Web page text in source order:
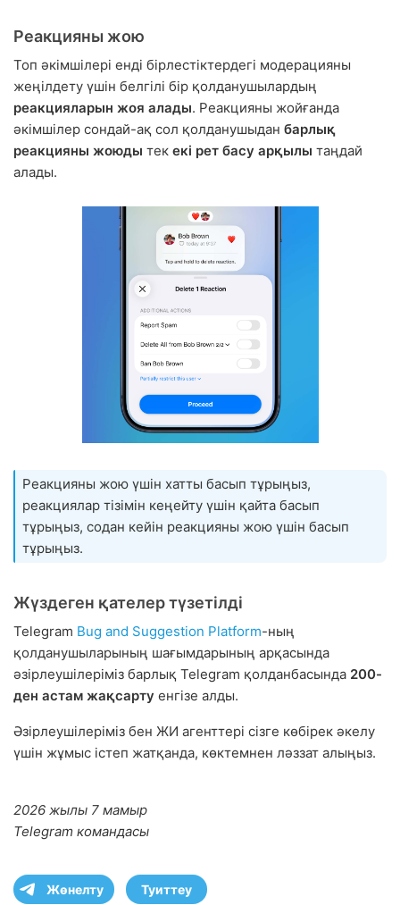
Реакцияны жою
Топ әкімшілері енді бірлестіктердегі модерацияны
жеңілдету үшін белгілі бір қолданушылардың
реакцияларын жоя алады. Реакцияны жойғанда
әкімшілер сондай-ақ сол қолданушыдан барлық
реакцияны жоюды тек екі рет басу арқылы таңдай
алады.
Реакцияны жою үшін хатты басып тұрыңыз,
реакциялар тізімін кеңейту үшін қайта басып
тұрыңыз, содан кейін реакцияны жою үшін басып
тұрыңыз.
Жүздеген қателер түзетілді
Telegram Bug and Suggestion Platform-ның
қолданушыларының шағымдарының арқасында
әзірлеушілеріміз барлық Telegram қолданбасында 200-
ден астам жақсарту енгізе алды.
Әзірлеушілеріміз бен ЖИ агенттері сізге көбірек әкелу
үшін жұмыс істеп жатқанда, көктемнен ләззат алыңыз.
2026 жылы 7 мамыр
Telegram командасы
Жөнелту Туиттеу